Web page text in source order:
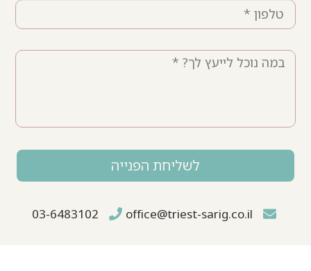
לשליחת הפנייה
office@triest-sarig.co.il
03-6483102